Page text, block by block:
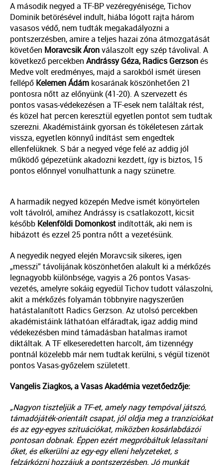
A második negyed a TF-BP vezéregyénisége, Tichov
Dominik betörésével indult, hiába lógott rajta három
vasasos védő, nem tudták megakadályozni a
pontszerzésben, amire a teljes hazai zóna átmozgatását
követően Moravcsik Áronválaszolt egy szép távolival. A
következő percekben Andrássy Géza, Radics Gerzsonés
Medve volt eredményes, majd a sarokból ismét üresen
fellépő Kelemen Ádám kosarának köszönhetően 21
pontosra nőtt az előnyünk (41-20). A szervezett és
pontos vasas-védekezésen a TF-esek nem találtak rést,
és közel hat percen keresztül egyetlen pontot sem tudtak
szerezni. Akadémistáink gyorsan és tökéletesen zártak
vissza, egyetlen könnyű indítást sem engedtek
ellenfelüknek. S bár a negyed vége felé az addig jól
működő gépezetünk akadozni kezdett, így is biztos, 15
pontos előnnyel vonulhattunk a nagy szünetre.
A harmadik negyed közepén Medve ismét könyörtelen
volt távolról, amihez Andrássy is csatlakozott, kicsit
később Kelenföldi Domonkost indították, aki nem is
hibázott és ezzel 25 pontra nőtt a vezetésünk.
A negyedik negyed elején Moravcsik sikeres, igen
„messzi” távolijának köszönhetően alakult ki a mérkőzés
legnagyobb különbsége, vagyis a 26 pontos Vasas-
vezetés, amelyre sokáig egyedül Tichov tudott válaszolni,
akit a mérkőzés folyamán többnyire nagyszerűen
hatástalanított Radics Gerzson. Az utolsó percekben
akadémistáink láthatóan elfáradtak, igaz addig mind
védekezésben mind támadásban hatalmas iramot
diktáltak. A TF elkeseredetten harcolt, ám tizennégy
pontnál közelebb már nem tudtak kerülni, s végül tizenöt
pontos Vasas-győzelem született.
Vangelis Ziagkos, a Vasas Akadémia vezetőedzője:
„Nagyon tiszteljük a TF-et, amely nagy tempóval játszó,
támadójáték-orientált csapat, jól oldja meg a tranzíciókat
és az egy-egyes szituációkat, miközben kosárlabdázói
pontosan dobnak. Éppen ezért megpróbáltuk lelassítani
őket, és elkerülni az egy-egy elleni helyzeteket, s
felzárkózni hozzájuk a pontszerzésben. Jó munkát